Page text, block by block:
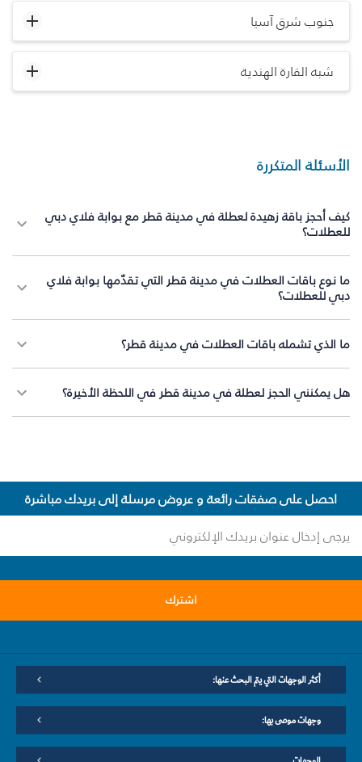
جنوب شرق آسيا
شبه القارة الهندية
الأسئلة المتكررة
كيف أحجز باقة زهيدة لعطلة في مدينة قطر مع بوابة فلاي دبي
للعطلات؟
ما نوع باقات العطلات في مدينة قطر التي تقدّمها بوابة فلاي
دبي للعطلات؟
ما الذي تشمله باقات العطلات في مدينة قطر؟
هل يمكنني الحجز لعطلة في مدينة قطر في اللحظة الأخيرة؟
احصل على صفقات رائعة و عروض مرسلة إلى بريدك مباشرة
اشترك
أكثر الوجهات التي يتم البحث عنها:
وجهات موصى بها: